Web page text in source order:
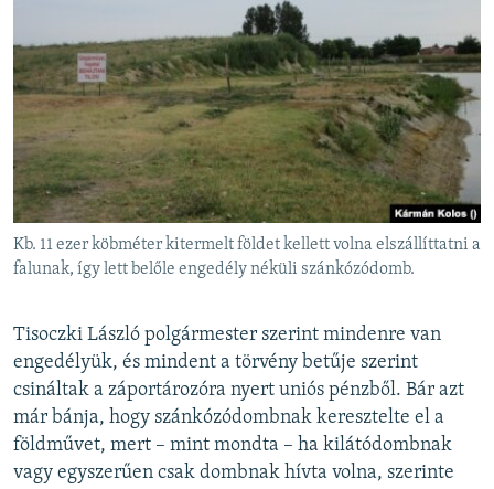
Kb. 11 ezer köbméter kitermelt földet kellett volna elszállíttatni a
falunak, így lett belőle engedély néküli szánkózódomb.
Tisoczki László polgármester szerint mindenre van
engedélyük, és mindent a törvény betűje szerint
csináltak a záportározóra nyert uniós pénzből. Bár azt
már bánja, hogy szánkózódombnak keresztelte el a
földművet, mert – mint mondta – ha kilátódombnak
vagy egyszerűen csak dombnak hívta volna, szerinte